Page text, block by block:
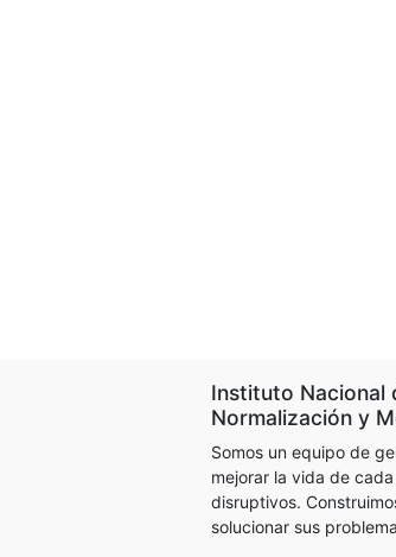
Instituto Nacional
Normalización y
Somos un equipo de
mejorar la vida de
disruptivos.
solucionar sus